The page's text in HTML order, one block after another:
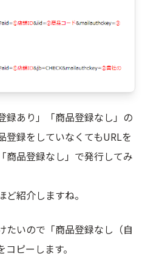
録あり」「商品登録なし」の
登録をしていなくてもURLを
商品登録なし」で発行してみ
紹介しますね。
たいので「商品登録なし（自
ピーします。